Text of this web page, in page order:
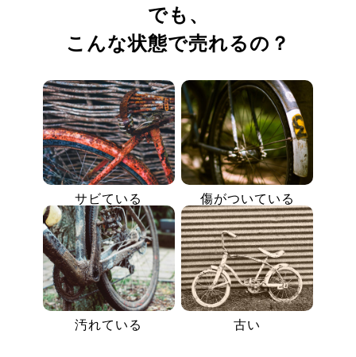
でも、
こんな状態で売れるの？
サビている 傷がついている
汚れている 古い